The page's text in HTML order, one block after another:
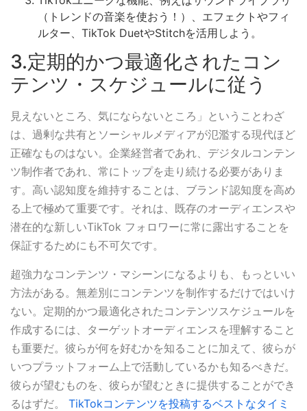
（トレンドの音楽を使おう！）、エフェクトやフィ
ルター、TikTok DuetやStitchを活用しよう。
3.定期的かつ最適化されたコン
テンツ・スケジュールに従う
見えないところ、気にならないところ」ということわざ
は、過剰な共有とソーシャルメディアが氾濫する現代ほど
正確なものはない。企業経営者であれ、デジタルコンテン
ツ制作者であれ、常にトップを走り続ける必要がありま
す。高い認知度を維持することは、ブランド認知度を高め
る上で極めて重要です。それは、既存のオーディエンスや
潜在的な新しいTikTok フォロワーに常に露出することを
保証するためにも不可欠です。
超強力なコンテンツ・マシーンになるよりも、もっといい
方法がある。無差別にコンテンツを制作するだけではいけ
ない。定期的かつ最適化されたコンテンツスケジュールを
作成するには、ターゲットオーディエンスを理解すること
も重要だ。彼らが何を好むかを知ることに加えて、彼らが
いつプラットフォーム上で活動しているかも知るべきだ。
彼らが望むものを、彼らが望むときに提供することができ
るはずだ。
TikTokコンテンツを投稿するベストなタイミ